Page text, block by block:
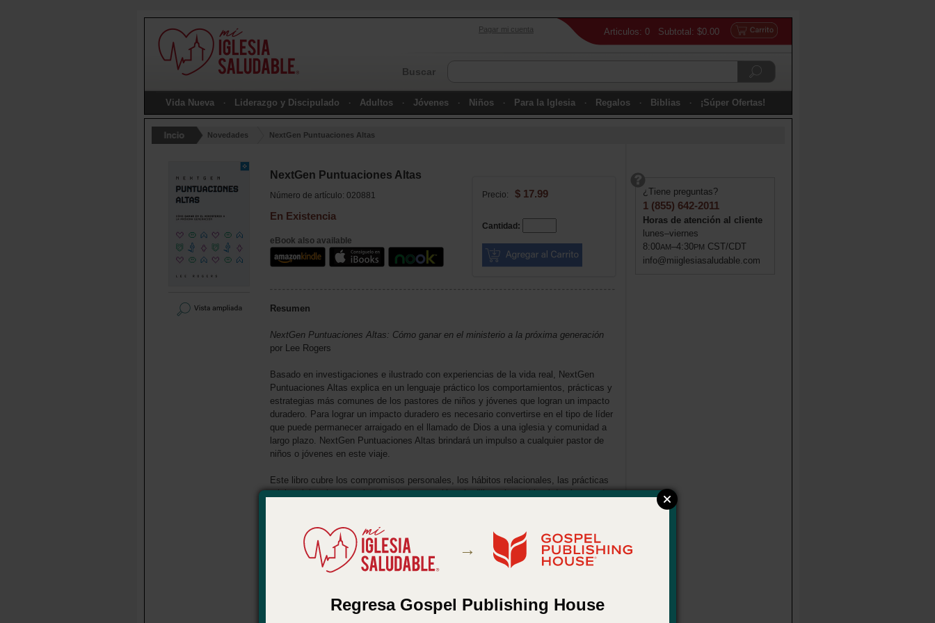
Articulos: 0 Subtotal: $0.00
Pagar mi cuenta
Buscar
Vida Nueva Liderazgo y Discipulado Adultos Jóvenes Niños Para la Iglesia Regalos Biblias ¡Súper Ofertas!
Novedades NextGen Puntuaciones Altas
NextGen Puntuaciones Altas
Número de artículo: 020881
En Existencia
eBook also available
Precio: $ 17.99
Cantidad:
Resumen
NextGen Puntuaciones Altas: Cómo ganar en el ministerio a la próxima generación
por Lee Rogers
Basado en investigaciones e ilustrado con experiencias de la vida real, NextGen
Puntuaciones Altas explica en un lenguaje práctico los comportamientos, prácticas y
estrategias más comunes de los pastores de niños y jóvenes que logran un impacto
duradero. Para lograr un impacto duradero es necesario convertirse en el tipo de líder
que puede permanecer arraigado en el llamado de Dios a una iglesia y comunidad a
largo plazo. NextGen Puntuaciones Altas brindará un impulso a cualquier pastor de
niños o jóvenes en este viaje.
Este libro cubre los compromisos personales, los hábitos relacionales, las prácticas
ministeriales, las experiencias de preparación y la diligencia espiritual de algunos de
de alto nivel en el ministerio NextGen, así como información valiosa para que los
pastores líderes y las juntas directivas de la iglesia comprendan mejor cómo una
iglesia puede ganar en el ministerio de niños y jóvenes. NextGen Puntuaciones Altas
es una lectura obligada para cualquiera que lidere o supervise directamente el
Detalles del producto
¿Tiene preguntas?
1 (855) 642-2011
Horas de atención al cliente
lunes–viernes
8:00AM–4:30PM CST/CDT
info@miiglesiasaludable.com
→
Regresa Gospel Publishing House